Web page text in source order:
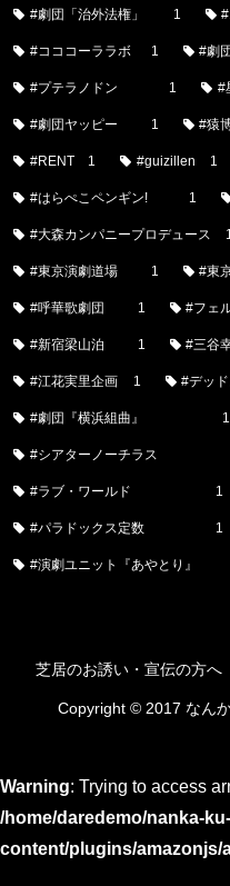
#劇団「治外法権」 1
#コココーララボ 1 #劇
#プテラノドン 1 #
#劇団ヤッピー 1 #猿
#RENT 1 #guizillen 1
#はらぺこペンギン! 1
#大森カンパニープロデュース
#東京演劇道場 1 #東
#呼華歌劇団 1 #フェ
#新宿梁山泊 1 #三谷
#江花実里企画 1 #デッ
#劇団『横浜組曲』 1
#シアターノーチラス
#ラブ・ワールド 1
#パラドックス定数 1
#演劇ユニット『あやとり』
芝居のお誘い・宣伝の方へ
Copyright © 2017 なん
Warning: Trying to access
/home/daredemo/nanka-
content/plugins/amazonjs/